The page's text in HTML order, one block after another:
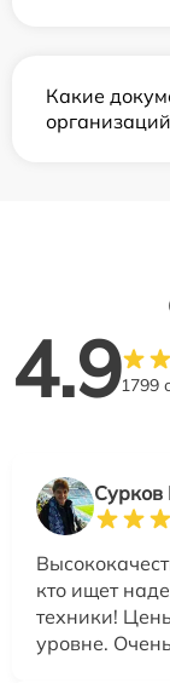
Какие
4.91799
Сурков
кто ищет
техники!
уровне.